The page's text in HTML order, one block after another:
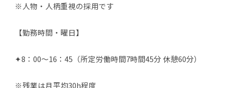
※人物・人柄重視の採用です
【勤務時間・曜日】
✦8：00～16：45（所定労働時間7時間45分 休憩60分）
※残業は月平均30h程度